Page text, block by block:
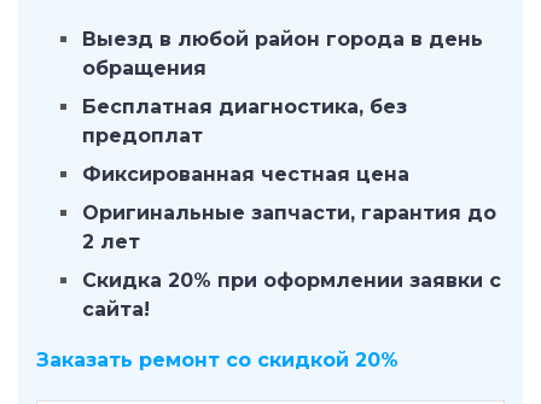
Выезд в любой район города в день
обращения
Бесплатная диагностика, без
предоплат
Фиксированная честная цена
Оригинальные запчасти, гарантия до
2 лет
Скидка 20% при оформлении заявки с
сайта!
Заказать ремонт со скидкой 20%